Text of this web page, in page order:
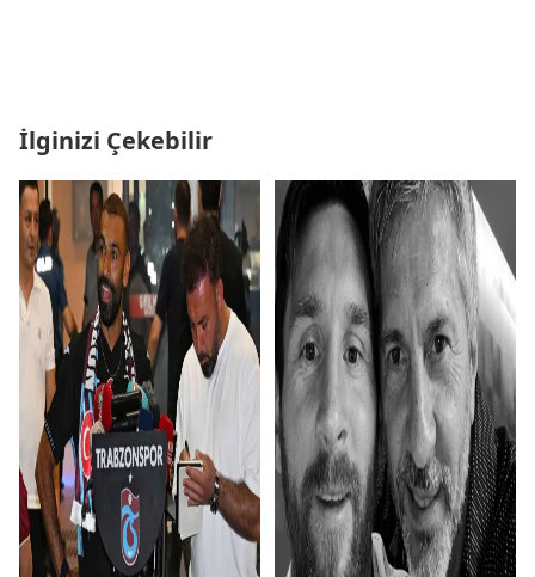
İlginizi Çekebilir